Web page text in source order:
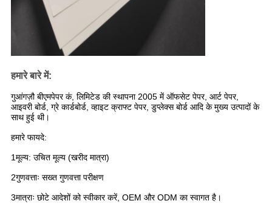
हमारे बारे में:
गुआंगज़ौ बीएमपेपर कं, लिमिटेड की स्थापना 2005 में ऑफसेट पेपर, आर्ट पेपर,
आइवरी बोर्ड, ग्रे कार्डबोर्ड, व्हाइट क्राफ्ट पेपर, डुप्लेक्स बोर्ड आदि के मुख्य उत्पादों के
साथ हुई थी।
हमारे फायदे:
1मूल्य: उचित मूल्य (खरीद मात्रा)
2गुणवत्ताः सख्त गुणवत्ता परीक्षण
3मात्राः छोटे आदेशों को स्वीकार करें, OEM और ODM का स्वागत है।